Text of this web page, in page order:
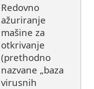
Redovno
ažuriranje
mašine za
otkrivanje
(prethodno
nazvane „baza
virusnih